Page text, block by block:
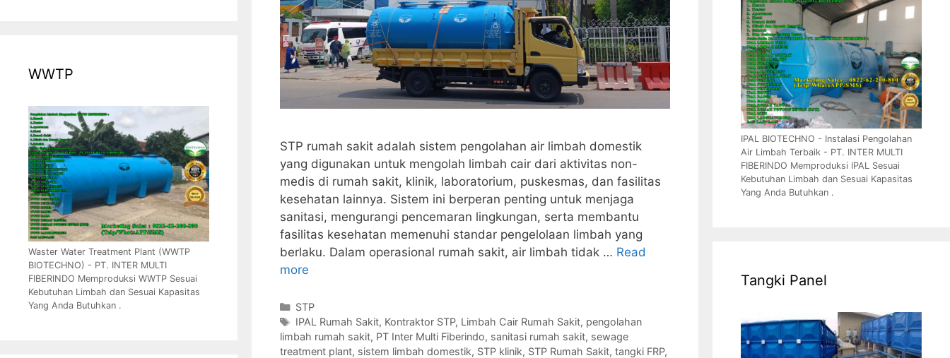
STP rumah sakit adalah sistem pengolahan air limbah domestik
yang digunakan untuk mengolah limbah cair dari aktivitas non-
medis di rumah sakit, klinik, laboratorium, puskesmas, dan fasilitas
kesehatan lainnya. Sistem ini berperan penting untuk menjaga
sanitasi, mengurangi pencemaran lingkungan, serta membantu
fasilitas kesehatan memenuhi standar pengelolaan limbah yang
berlaku. Dalam operasional rumah sakit, air limbah tidak … Read
more
Categories
STP
Tags
IPAL Rumah Sakit, Kontraktor STP, Limbah Cair Rumah Sakit, pengolahan
limbah rumah sakit, PT Inter Multi Fiberindo, sanitasi rumah sakit, sewage
treatment plant, sistem limbah domestik, STP klinik, STP Rumah Sakit, tangki FRP,
WWTP
Waster Water Treatment Plant (WWTP
BIOTECHNO) - PT. INTER MULTI
FIBERINDO Memproduksi WWTP Sesuai
Kebutuhan Limbah dan Sesuai Kapasitas
Yang Anda Butuhkan .
IPAL BIOTECHNO - Instalasi Pengolahan
Air Limbah Terbaik - PT. INTER MULTI
FIBERINDO Memproduksi IPAL Sesuai
Kebutuhan Limbah dan Sesuai Kapasitas
Yang Anda Butuhkan .
Tangki Panel